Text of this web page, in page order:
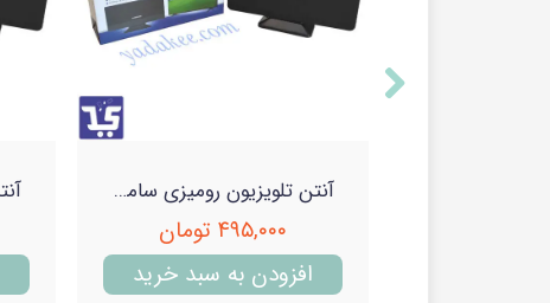
آنتن تلویزیون رومیزی سامسونگ
۴۹۵,۰۰۰ تومان
افزودن به سبد خرید